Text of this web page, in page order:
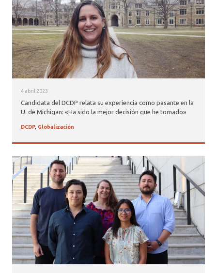
4 abril 2023
Candidata del DCDP relata su experiencia como pasante en la
U. de Michigan: «Ha sido la mejor decisión que he tomado»
DCDP, Globalización